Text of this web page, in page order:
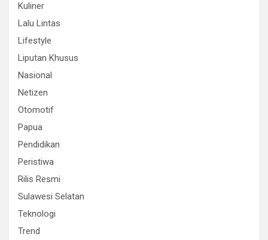
Kuliner
Lalu Lintas
Lifestyle
Liputan Khusus
Nasional
Netizen
Otomotif
Papua
Pendidikan
Peristiwa
Rilis Resmi
Sulawesi Selatan
Teknologi
Trend